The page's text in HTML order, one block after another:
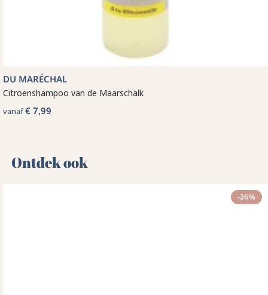
DU MARÉCHAL
Citroenshampoo van de Maarschalk
vanaf€ 7,99
Ontdek ook 🌻
-26%